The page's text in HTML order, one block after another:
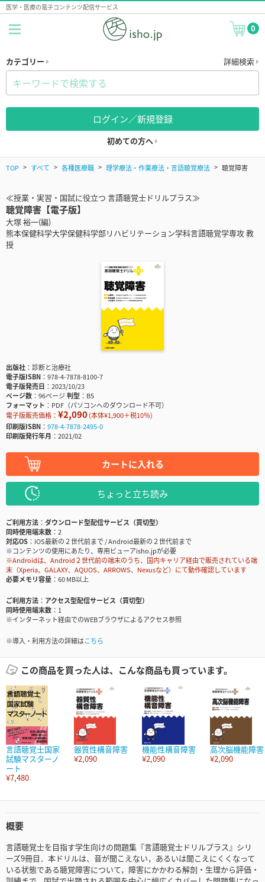
医学・医療の電子コンテンツ配信サービス
0
カテゴリー 詳細検索
ログイン／新規登録
初めての方へ
TOP すべて 各種医療職 理学療法・作業療法・言語聴覚療法 聴覚障害
≪授業・実習・国試に役立つ 言語聴覚士ドリルプラス≫
聴覚障害【電子版】
大塚 裕一(編)
熊本保健科学大学保健科学部リハビリテーション学科言語聴覚学専攻 教
授
出版社
診断と治療社
電子版ISBN
978-4-7878-8100-7
電子版発売日
2023/10/23
ページ数
96ページ判型
B5
フォーマット
PDF（パソコンへのダウンロード不可）
電子版販売価格： ¥2,090(本体¥1,900＋税10％)
印刷版ISBN
978-4-7878-2495-0
印刷版発行年月
2021/02
カートに入れる
ちょっと立ち読み
ご利用方法
ダウンロード型配信サービス（買切型）
同時使用端末数
2
対応OS
iOS最新の２世代前まで / Android最新の２世代前まで
※コンテンツの使用にあたり、専用ビューアisho.jpが必要
※Androidは、Android２世代前の端末のうち、国内キャリア経由で販売されている端
末（Xperia、GALAXY、AQUOS、ARROWS、Nexusなど）にて動作確認しています
必要メモリ容量
60 MB以上
ご利用方法
アクセス型配信サービス（買切型）
同時使用端末数
1
※インターネット経由でのWEBブラウザによるアクセス参照
※導入・利用方法の詳細はこちら
この商品を買った人は、こんな商品も買っています。
言語聴覚士国家
試験マスターノ
ート
¥7,480
器質性構音障害
¥2,090
機能性構音障害
¥2,090
高次脳機能障害
¥2,090
概要
言語聴覚士を目指す学生向けの問題集『言語聴覚士ドリルプラス』シリ
ーズ9冊目．本ドリルは、音が聞こえない，あるいは聞こえにくくなって
いる状態である聴覚障害について，障害にかかわる解剖・生理から評価・